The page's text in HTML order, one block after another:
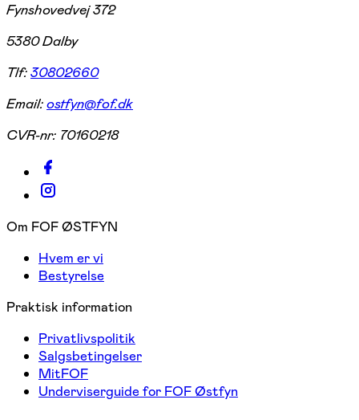
Fynshovedvej 372
5380 Dalby
Tlf:30802660
Email:ostfyn@fof.dk
CVR-nr: 70160218
Om FOF ØSTFYN
Hvem er vi
Bestyrelse
Praktisk information
Privatlivspolitik
Salgsbetingelser
MitFOF
Underviserguide for FOF Østfyn